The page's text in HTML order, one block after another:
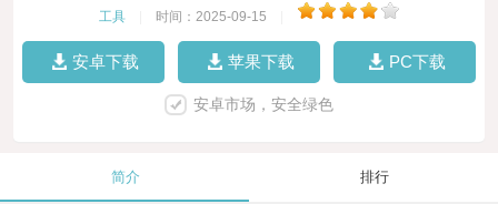
工具 时间：2025-09-15
安卓下载 苹果下载 PC下载
安卓市场，安全绿色
简介 排行